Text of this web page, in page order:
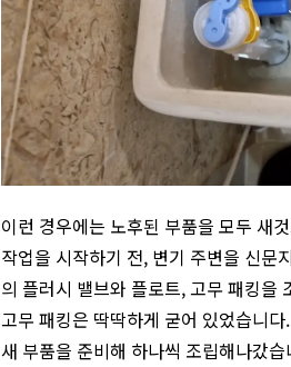
이런 경우에는 노후된 부품을 모두 새
작업을 시작하기 전, 변기 주변을 신문
의 플러시 밸브와 플로트, 고무 패킹을
고무 패킹은 딱딱하게 굳어 있었습니다.
새 부품을 준비해 하나씩 조립해나갔